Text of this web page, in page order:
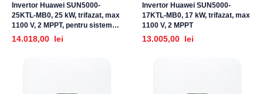
Invertor Huawei SUN5000-
25KTL-MB0, 25 kW, trifazat, max
1100 V, 2 MPPT, pentru sisteme
fotovoltaice
14.018,00 lei
Invertor Huawei SUN5000-
17KTL-MB0, 17 kW, trifazat, max
1100 V, 2 MPPT
13.005,00 lei